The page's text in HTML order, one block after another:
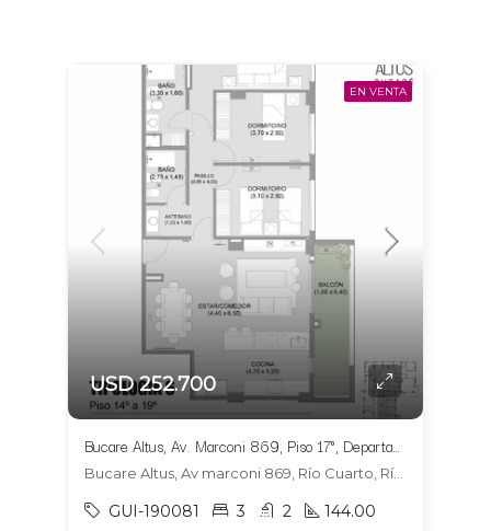
EN VENTA
USD 252.700
Bucare Altus, Av. Marconi 869, Piso 17°, Departamento 1704, Tipologia 6
Bucare Altus, Av marconi 869, Río Cuarto, Río Cuarto
GUI-190081 3 2 144.00